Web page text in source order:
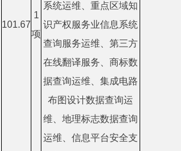
101.67
1
项
系统运维、重点区域知
识产权服务业信息系统
查询服务运维、第三方
在线翻译服务、商标数
据查询运维、集成电路
布图设计数据查询运
维、地理标志数据查询
运维、信息平台安全支